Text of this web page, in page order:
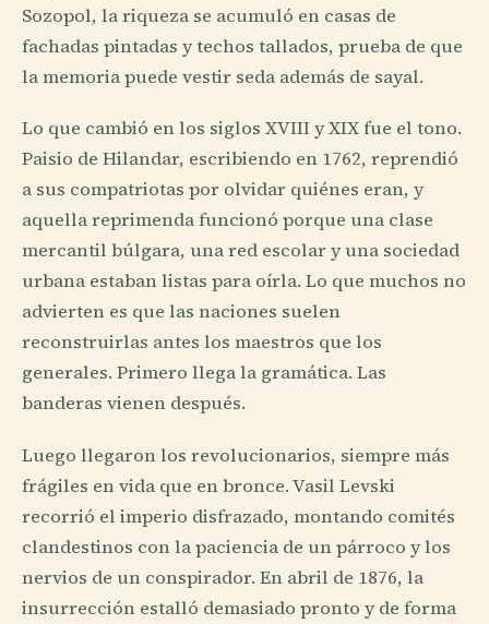
Sozopol, la riqueza se acumuló en casas de
fachadas pintadas y techos tallados, prueba de que
la memoria puede vestir seda además de sayal.
Lo que cambió en los siglos XVIII y XIX fue el tono.
Paisio de Hilandar, escribiendo en 1762, reprendió
a sus compatriotas por olvidar quiénes eran, y
aquella reprimenda funcionó porque una clase
mercantil búlgara, una red escolar y una sociedad
urbana estaban listas para oírla. Lo que muchos no
advierten es que las naciones suelen
reconstruirlas antes los maestros que los
generales. Primero llega la gramática. Las
banderas vienen después.
Luego llegaron los revolucionarios, siempre más
frágiles en vida que en bronce. Vasil Levski
recorrió el imperio disfrazado, montando comités
clandestinos con la paciencia de un párroco y los
nervios de un conspirador. En abril de 1876, la
insurrección estalló demasiado pronto y de forma